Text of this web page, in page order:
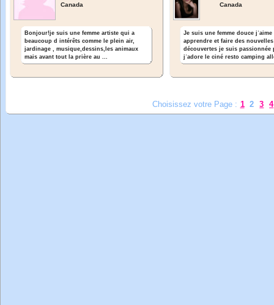
Canada
Bonjour!je suis une femme artiste qui a
beaucoup d intérêts comme le plein air,
jardinage , musique,dessins,les animaux
mais avant tout la prière au ...
Canada
Je suis une femme douce
apprendre et faire des nouvelles
découvertes je suis passionnée
jʾadore le ciné resto camping
Choisissez votre Page : 1 2 3 4